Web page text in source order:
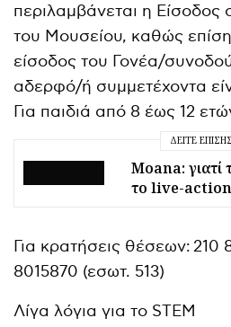
περιλαμβάνεται η Είσοδος
του Μουσείου, καθώς
είσοδος του Γονέα/
αδερφό/ή συμμετέχοντα
Για παιδιά από 8 έως 12
ΔΕΊΤΕ ΕΠΊΣΗΣ
Moana: γιατί
το live-
Για κρατήσεις θέσεων: 210
8015870 (εσωτ. 513)
Λίγα λόγια για το STEM